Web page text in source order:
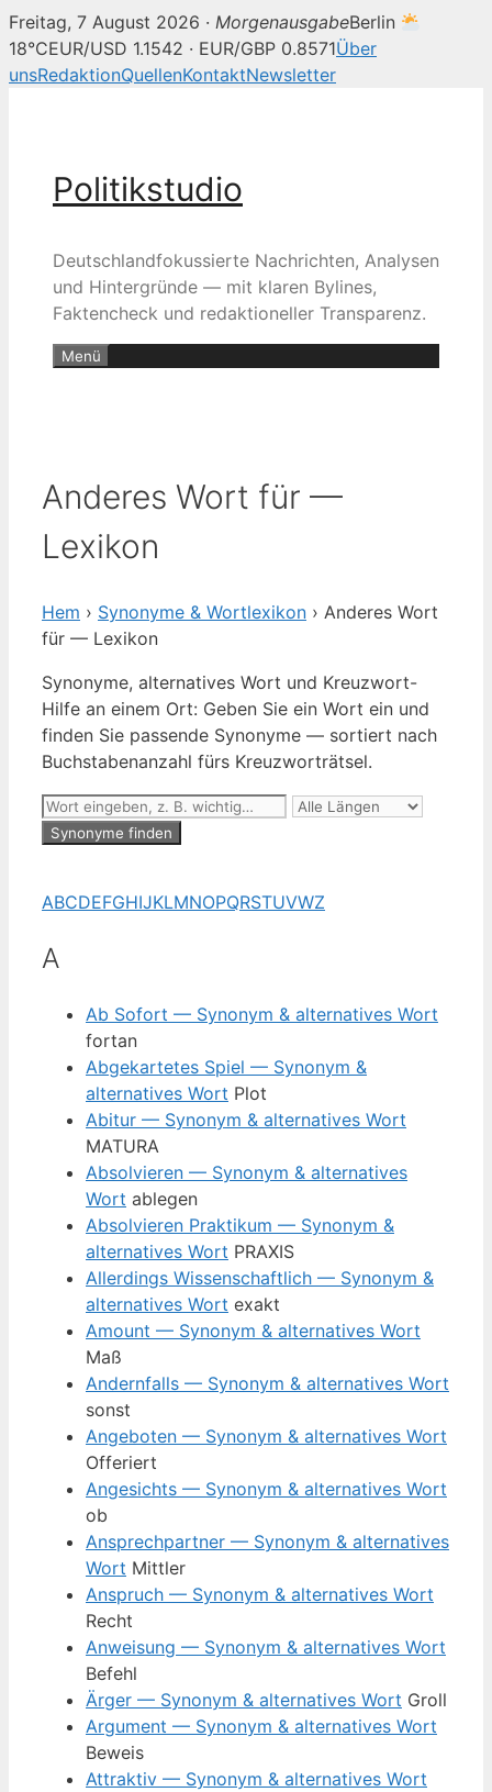
Freitag, 7 August 2026 · MorgenausgabeBerlin
18°CEUR/USD 1.1542 · EUR/GBP 0.8571Über
unsRedaktionQuellenKontaktNewsletter
Politikstudio
Deutschlandfokussierte Nachrichten, Analysen
und Hintergründe — mit klaren Bylines,
Faktencheck und redaktioneller Transparenz.
Menü
Anderes Wort für —
Lexikon
Hem › Synonyme & Wortlexikon › Anderes Wort
für — Lexikon
Synonyme, alternatives Wort und Kreuzwort-
Hilfe an einem Ort: Geben Sie ein Wort ein und
finden Sie passende Synonyme — sortiert nach
Buchstabenanzahl fürs Kreuzworträtsel.
Synonyme finden
ABCDEFGHIJKLMNOPQRSTUVWZ
A
Ab Sofort — Synonym & alternatives Wort
fortan
Abgekartetes Spiel — Synonym &
alternatives Wort Plot
Abitur — Synonym & alternatives Wort
MATURA
Absolvieren — Synonym & alternatives
Wort ablegen
Absolvieren Praktikum — Synonym &
alternatives Wort PRAXIS
Allerdings Wissenschaftlich — Synonym &
alternatives Wort exakt
Amount — Synonym & alternatives Wort
Maß
Andernfalls — Synonym & alternatives Wort
sonst
Angeboten — Synonym & alternatives Wort
Offeriert
Angesichts — Synonym & alternatives Wort
ob
Ansprechpartner — Synonym & alternatives
Wort Mittler
Anspruch — Synonym & alternatives Wort
Recht
Anweisung — Synonym & alternatives Wort
Befehl
Ärger — Synonym & alternatives Wort Groll
Argument — Synonym & alternatives Wort
Beweis
Attraktiv — Synonym & alternatives Wort